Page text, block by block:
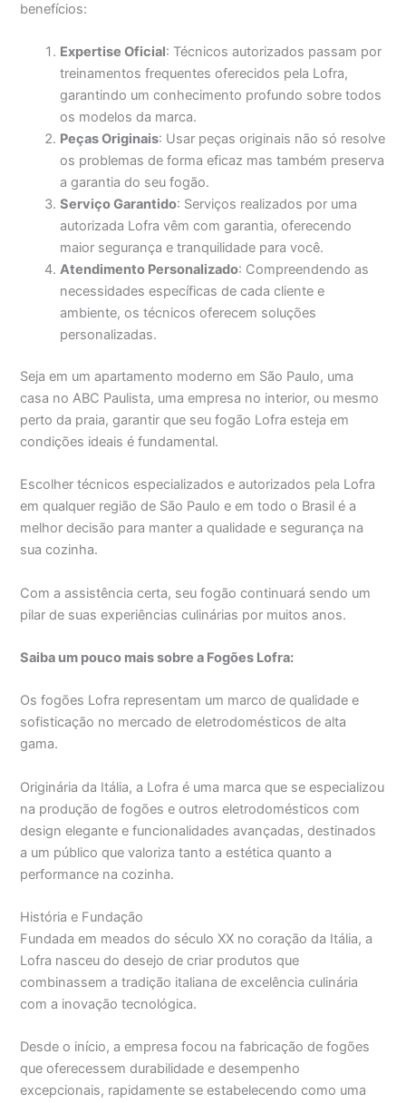
benefícios:
Expertise Oficial: Técnicos autorizados passam por
treinamentos frequentes oferecidos pela Lofra,
garantindo um conhecimento profundo sobre todos
os modelos da marca.
Peças Originais: Usar peças originais não só resolve
os problemas de forma eficaz mas também preserva
a garantia do seu fogão.
Serviço Garantido: Serviços realizados por uma
autorizada Lofra vêm com garantia, oferecendo
maior segurança e tranquilidade para você.
Atendimento Personalizado: Compreendendo as
necessidades específicas de cada cliente e
ambiente, os técnicos oferecem soluções
personalizadas.
Seja em um apartamento moderno em São Paulo, uma
casa no ABC Paulista, uma empresa no interior, ou mesmo
perto da praia, garantir que seu fogão Lofra esteja em
condições ideais é fundamental.
Escolher técnicos especializados e autorizados pela Lofra
em qualquer região de São Paulo e em todo o Brasil é a
melhor decisão para manter a qualidade e segurança na
sua cozinha.
Com a assistência certa, seu fogão continuará sendo um
pilar de suas experiências culinárias por muitos anos.
Saiba um pouco mais sobre a Fogões Lofra:
Os fogões Lofra representam um marco de qualidade e
sofisticação no mercado de eletrodomésticos de alta
gama.
Originária da Itália, a Lofra é uma marca que se especializou
na produção de fogões e outros eletrodomésticos com
design elegante e funcionalidades avançadas, destinados
a um público que valoriza tanto a estética quanto a
performance na cozinha.
História e Fundação
Fundada em meados do século XX no coração da Itália, a
Lofra nasceu do desejo de criar produtos que
combinassem a tradição italiana de excelência culinária
com a inovação tecnológica.
Desde o início, a empresa focou na fabricação de fogões
que oferecessem durabilidade e desempenho
excepcionais, rapidamente se estabelecendo como uma